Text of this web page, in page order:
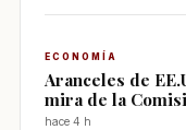
ECONOMÍA
Aranceles de
mira de la
hace 4 h